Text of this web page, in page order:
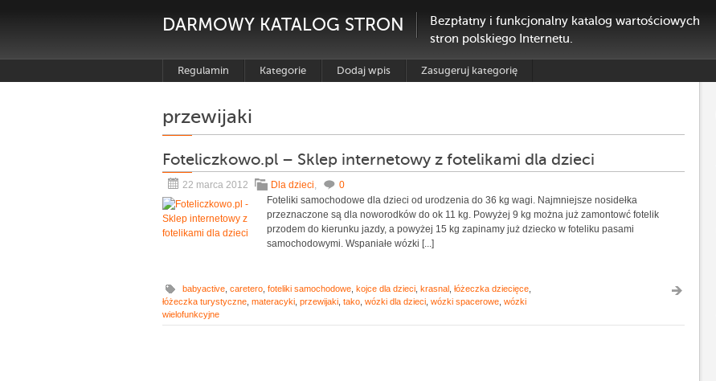
DARMOWY KATALOG STRON
Bezpłatny i funkcjonalny katalog wartościowych
stron polskiego Internetu.
Regulamin Kategorie Dodaj wpis Zasugeruj kategorię
przewijaki
Foteliczkowo.pl – Sklep internetowy z fotelikami dla dzieci
22 marca 2012 Dla dzieci,
0
Foteliki samochodowe dla dzieci od urodzenia do 36 kg wagi. Najmniejsze nosidełka
przeznaczone są dla noworodków do ok 11 kg. Powyżej 9 kg można już zamontowć fotelik
przodem do kierunku jazdy, a powyżej 15 kg zapinamy już dziecko w foteliku pasami
samochodowymi. Wspaniałe wózki [...]
babyactive caretero foteliki samochodowe kojce dla dzieci krasnal łóżeczka dziecięce
łóżeczka turystyczne materacyki przewijaki tako wózki dla dzieci wózki spacerowe wózki
wielofunkcyjne